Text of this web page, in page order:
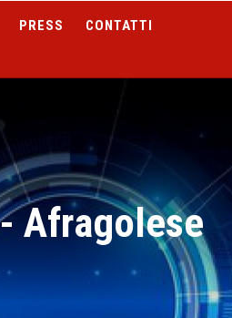
PRESS
CONTATTI
Afragolese